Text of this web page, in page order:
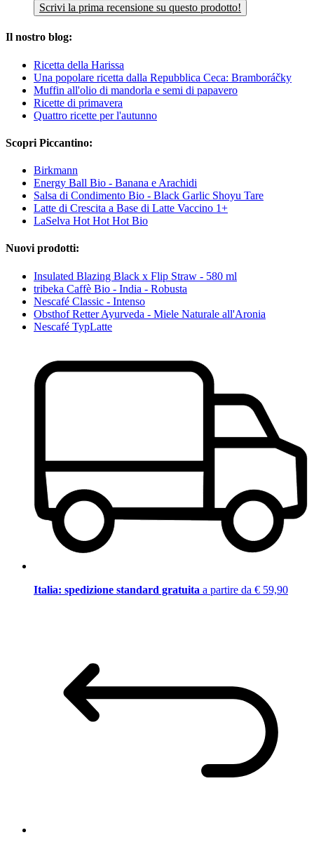
Scrivi la prima recensione su questo prodotto!
Il nostro blog:
Ricetta della Harissa
Una popolare ricetta dalla Repubblica Ceca: Bramboráčky
Muffin all'olio di mandorla e semi di papavero
Ricette di primavera
Quattro ricette per l'autunno
Scopri Piccantino:
Birkmann
Energy Ball Bio - Banana e Arachidi
Salsa di Condimento Bio - Black Garlic Shoyu Tare
Latte di Crescita a Base di Latte Vaccino 1+
LaSelva Hot Hot Hot Bio
Nuovi prodotti:
Insulated Blazing Black x Flip Straw - 580 ml
tribeka Caffè Bio - India - Robusta
Nescafé Classic - Intenso
Obsthof Retter Ayurveda - Miele Naturale all'Aronia
Nescafé TypLatte
Italia: spedizione standard gratuita a partire da € 59,90